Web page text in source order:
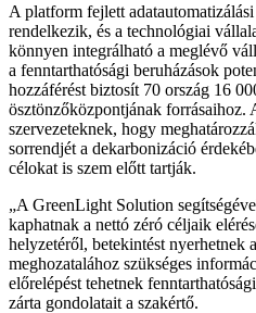
A platform fejlett
rendelkezik, és a technológiai
könnyen integrálható a meglévő
a fenntarthatósági beruházások
hozzáférést biztosít 70 ország 16
ösztönzőközpontjának forrásaihoz.
szervezeteknek, hogy
sorrendjét a dekarbonizáció
célokat is szem előtt tartják.
A GreenLight Solution
kaphatnak a nettó zéró céljaik
helyzetéről, betekintést nyerhetnek
meghozatalához szükséges
előrelépést tehetnek
zárta gondolatait a szakértő.